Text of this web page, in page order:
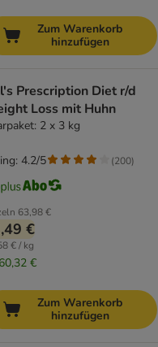
Zum Warenkorb
hinzufügen
Prescription Diet r/d
Loss mit Huhn
2 x 3 kg
63,98 €
€
€ / kg
60,32 €
4.2/5 (200)
Zum Warenkorb
hinzufügen